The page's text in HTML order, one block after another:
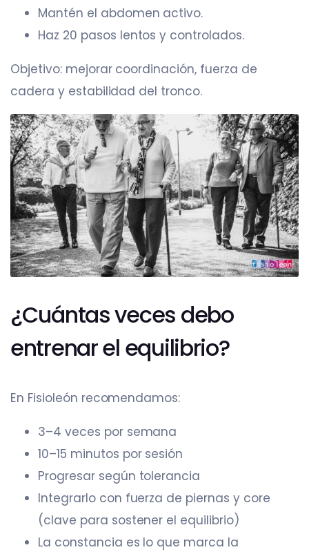
Mantén el abdomen activo.
Haz 20 pasos lentos y controlados.
Objetivo: mejorar coordinación, fuerza de
cadera y estabilidad del tronco.
¿Cuántas veces debo
entrenar el equilibrio?
En Fisioleón recomendamos:
3–4 veces por semana
10–15 minutos por sesión
Progresar según tolerancia
Integrarlo con fuerza de piernas y core
(clave para sostener el equilibrio)
La constancia es lo que marca la